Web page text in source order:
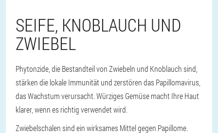
SEIFE, KNOBLAUCH UND
ZWIEBEL
Phytonzide, die Bestandteil von Zwiebeln und Knoblauch sind,
stärken die lokale Immunität und zerstören das Papillomavirus,
das Wachstum verursacht. Würziges Gemüse macht Ihre Haut
klarer, wenn es richtig verwendet wird.
Zwiebelschalen sind ein wirksames Mittel gegen Papillome.